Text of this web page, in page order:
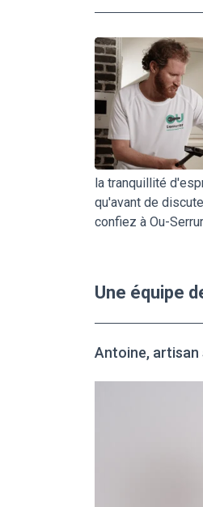
la tranquillité
qu'avant de
confiez à Ou-
Une équipe
Antoine,